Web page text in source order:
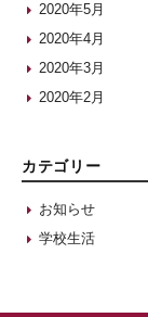
2020年5月
2020年4月
2020年3月
2020年2月
カテゴリー
お知らせ
学校生活